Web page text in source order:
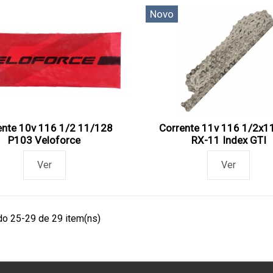
10v 116 1/2 11/128
P103 Veloforce
Ver
Novo
Corrente 11v 116 1/
RX-11 Index GTI
Ver
25-29 de 29 item(ns)